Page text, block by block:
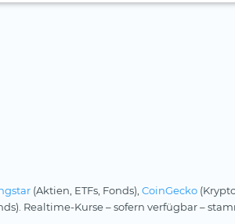
(Aktien, ETFs, Fonds), CoinGecko
Realtime-Kurse – sofern verfügbar –